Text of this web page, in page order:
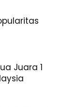
Juara 1